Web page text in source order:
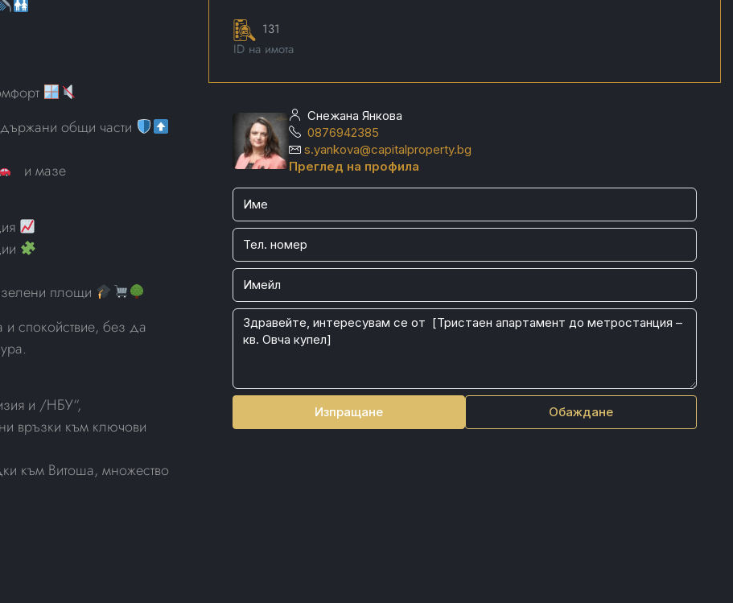
общи части
и мазе
площи
и спокойствие, без да
и /НБУ“,
връзки към ключови
към Витоша, множество
131
ID на имота
Снежана Янкова
0876942385
s.yankova@capitalproperty.bg
Преглед на профила
Изпращане Обаждане